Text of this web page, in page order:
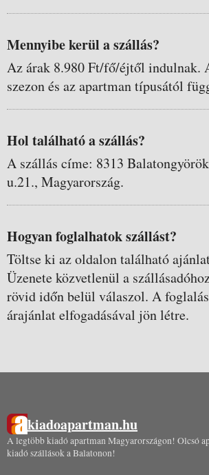
Mennyibe kerül a szállás?
Az árak 8.980 Ft/fő/éjtől indulnak.
szezon és az apartman típusától
Hol található a szállás?
A szállás címe: 8313
u.21., Magyarország.
Hogyan foglalhatok szállást?
Töltse ki az oldalon található
Üzenete közvetlenül a
rövid időn belül válaszol. A
árajánlat elfogadásával jön létre.
kiadoapartman.hu
A legtöbb kiadó apartman Magyarországon! Olcsó
kiadó szállások a Balatonon!